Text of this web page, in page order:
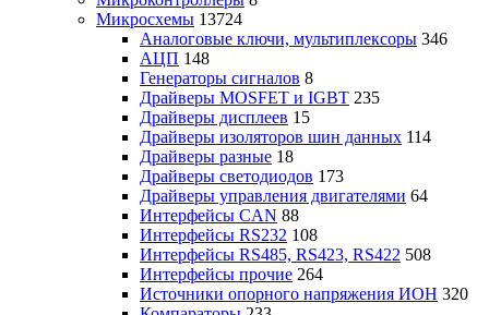
Микросхемы 13724
Аналоговые ключи, мультиплексоры 346
АЦП 148
Генераторы сигналов 8
Драйверы MOSFET и IGBT 235
Драйверы дисплеев 15
Драйверы изоляторов шин данных 114
Драйверы разные 18
Драйверы светодиодов 173
Драйверы управления двигателями 64
Интерфейсы CAN 88
Интерфейсы RS232 108
Интерфейсы RS485, RS423, RS422 508
Интерфейсы прочие 264
Источники опорного напряжения ИОН 320